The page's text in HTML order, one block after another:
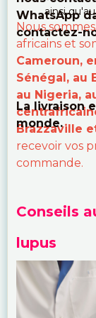
ainsi
WhatsApp
contactez-
Nous
africains et
Cameroun,
Sénégal, au
au Nigeria,
Brazzaville
recevoir vos
commande.
La livraison
monde.
Conseils
lupus